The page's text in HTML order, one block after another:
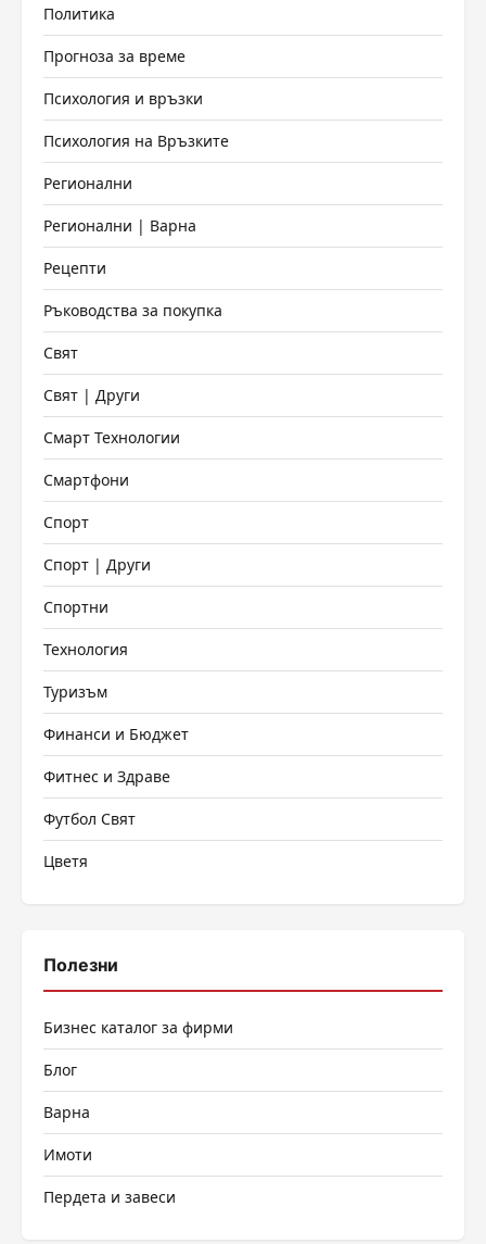
Политика
Прогноза за време
Психология и връзки
Психология на Връзките
Регионални
Регионални | Варна
Рецепти
Ръководства за покупка
Свят
Свят | Други
Смарт Технологии
Смартфони
Спорт
Спорт | Други
Спортни
Технология
Туризъм
Финанси и Бюджет
Фитнес и Здраве
Футбол Свят
Цветя
Полезни
Бизнес каталог за фирми
Блог
Варна
Имоти
Пердета и завеси